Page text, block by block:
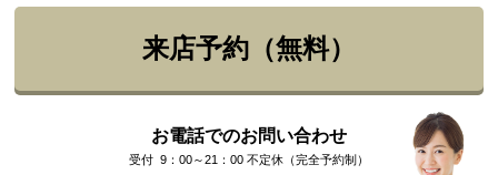
来店予約（無料）
お電話でのお問い合わせ
9：00～21：00 不定休（完全予約制）